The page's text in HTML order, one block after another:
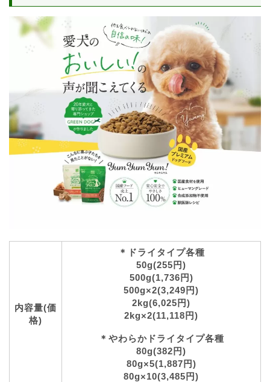
内容量(価
格)
＊ドライタイプ各種
50g(255円)
500g(1,736円)
500g×2(3,249円)
2kg(6,025円)
2kg×2(11,118円)
＊やわらかドライタイプ各種
80g(382円)
80g×5(1,887円)
80g×10(3,485円)